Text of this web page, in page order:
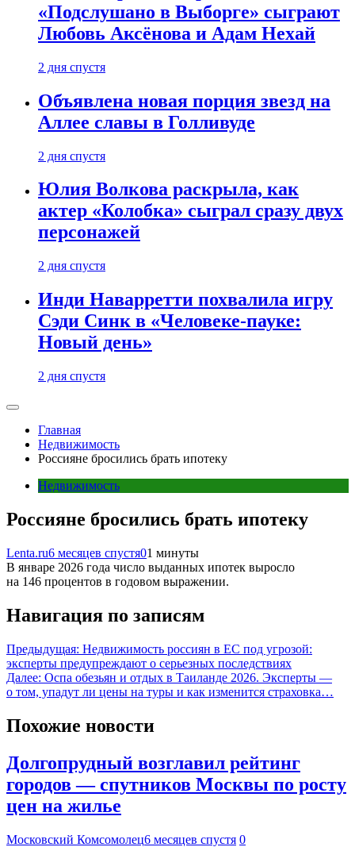
«Подслушано в Выборге» сыграют
Любовь Аксёнова и Адам Нехай
2 дня спустя
Объявлена новая порция звезд на
Аллее славы в Голливуде
2 дня спустя
Юлия Волкова раскрыла, как
актер «Колобка» сыграл сразу двух
персонажей
2 дня спустя
Инди Наварретти похвалила игру
Сэди Синк в «Человеке-пауке:
Новый день»
2 дня спустя
Главная
Недвижимость
Россияне бросились брать ипотеку
Недвижимость
Россияне бросились брать ипотеку
Lenta.ru6 месяцев спустя01 минуты
В январе 2026 года число выданных ипотек выросло
на 146 процентов в годовом выражении.
Навигация по записям
Предыдущая: Недвижимость россиян в ЕС под угрозой:
эксперты предупреждают о серьезных последствиях
Далее: Оспа обезьян и отдых в Таиланде 2026. Эксперты —
о том, упадут ли цены на туры и как изменится страховка…
Похожие новости
Долгопрудный возглавил рейтинг
городов — спутников Москвы по росту
цен на жилье
Московский Комсомолец6 месяцев спустя 0